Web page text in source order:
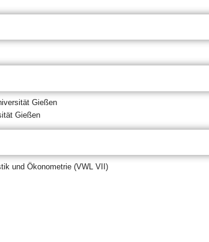
Gießen
Gießen
und Ökonometrie (VWL VII)